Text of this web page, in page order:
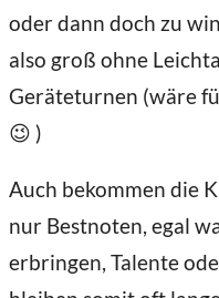
oder dann doch zu
also groß ohne
Geräteturnen (wäre
😉 )
Auch bekommen die
nur Bestnoten, egal
erbringen, Talente